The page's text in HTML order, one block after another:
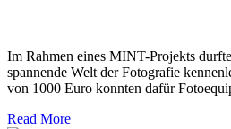
Im Rahmen eines MINT-Projekts
spannende Welt der Fotografie
von 1000 Euro konnten dafür
Read More